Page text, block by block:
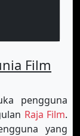
Film
pengguna
Raja Film.
yang